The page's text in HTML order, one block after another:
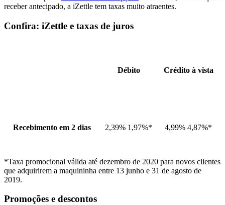
receber antecipado, a iZettle tem taxas muito atraentes.
Confira: iZettle e taxas de juros
Débito Crédito à vista
Recebimento em 2 dias 2,39% 1,97%* 4,99% 4,87%*
*Taxa promocional válida até dezembro de 2020 para novos clientes
que adquirirem a maquininha entre 13 junho e 31 de agosto de
2019.
Promoções e descontos